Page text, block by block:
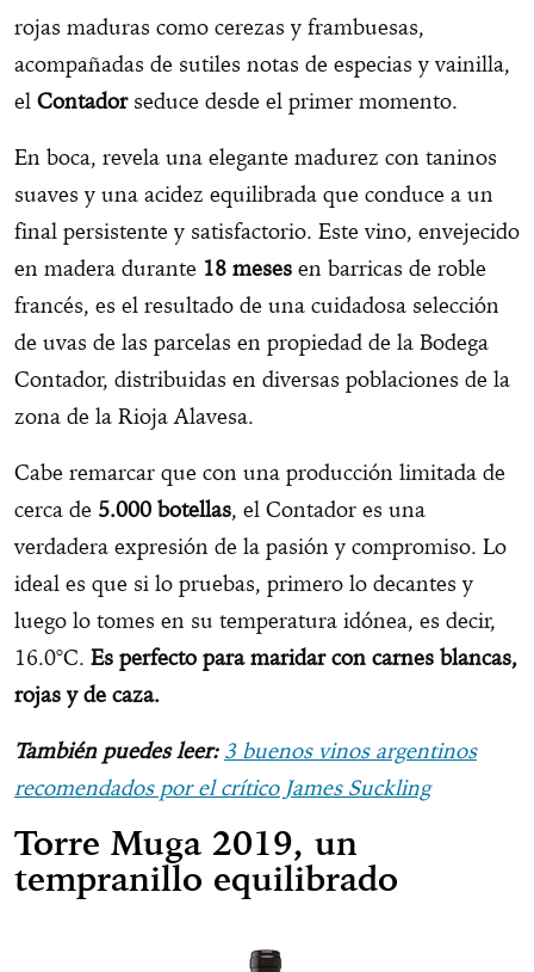
rojas maduras como cerezas y frambuesas,
acompañadas de sutiles notas de especias y vainilla,
el Contador seduce desde el primer momento.
En boca, revela una elegante madurez con taninos
suaves y una acidez equilibrada que conduce a un
final persistente y satisfactorio. Este vino, envejecido
en madera durante 18 meses en barricas de roble
francés, es el resultado de una cuidadosa selección
de uvas de las parcelas en propiedad de la Bodega
Contador, distribuidas en diversas poblaciones de la
zona de la Rioja Alavesa.
Cabe remarcar que con una producción limitada de
cerca de 5.000 botellas, el Contador es una
verdadera expresión de la pasión y compromiso. Lo
ideal es que si lo pruebas, primero lo decantes y
luego lo tomes en su temperatura idónea, es decir,
16.0°C. Es perfecto para maridar con carnes blancas,
rojas y de caza.
También puedes leer: 3 buenos vinos argentinos
recomendados por el crítico James Suckling
Torre Muga 2019, un
tempranillo equilibrado